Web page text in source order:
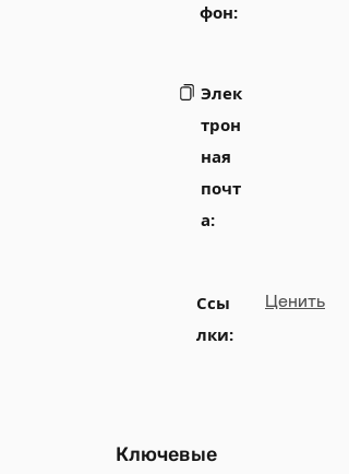
фон:
Элек
трон
ная
почт
а:
Ссы
лки:
Ценить
Ключевые